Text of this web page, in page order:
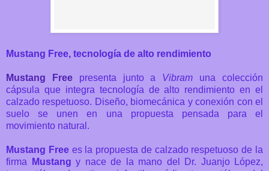
Mustang Free, tecnología de alto rendimiento
Mustang Freepresenta junto a Vibram una colección
cápsula que integra tecnología de alto rendimiento en el
calzado respetuoso. Diseño, biomecánica y conexión con el
suelo se unen en una propuesta pensada para el
movimiento natural.
Mustang Freees la propuesta de calzado respetuoso de la
firma
Mustang y nace de la mano del Dr. Juanjo López,